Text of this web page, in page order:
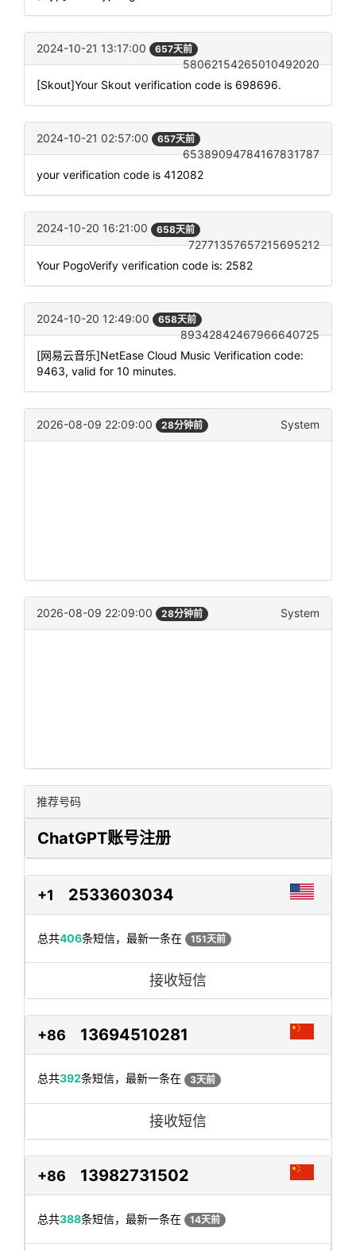
2024-10-21 13:17:00 657天前
58062154265010492020
[Skout]Your Skout verification code is 698696.
2024-10-21 02:57:00 657天前
65389094784167831787
your verification code is 412082
2024-10-20 16:21:00 658天前
72771357657215695212
Your PogoVerify verification code is: 2582
2024-10-20 12:49:00 658天前
89342842467966640725
[网易云音乐]NetEase Cloud Music Verification code:
9463, valid for 10 minutes.
2026-08-09 22:09:00 28分钟前 System
2026-08-09 22:09:00 28分钟前 System
推荐号码
ChatGPT账号注册
+1 2533603034
总共406条短信，最新一条在 151天前
接收短信
+86 13694510281
总共392条短信，最新一条在 3天前
接收短信
+86 13982731502
总共388条短信，最新一条在 14天前